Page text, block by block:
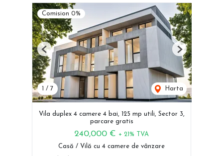
Comision 0%
/ 7 Harta
Previous Next
Vila duplex 4 camere 4 bai, 125 mp utili, Sector 3,
parcare gratis
240,000 € + 21% TVA
Casă / Vilă cu 4 camere de vânzare